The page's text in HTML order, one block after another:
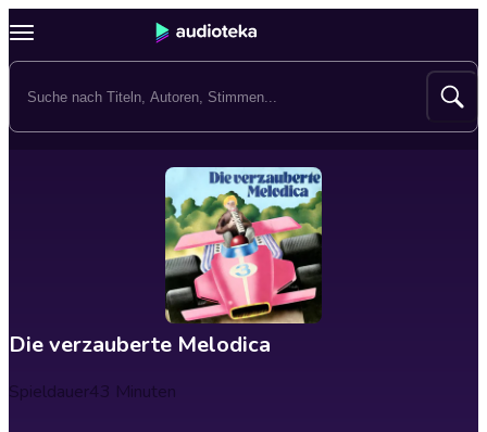
Die verzauberte Melodica
Spieldauer43 Minuten